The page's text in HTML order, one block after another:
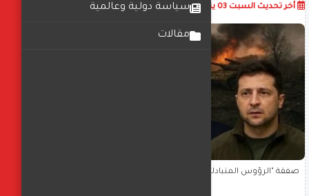
سياسة دولية وعالمية
مقالات
أخر تحديث السبت 03 يناير 2026 04:27:09 م
صفقة "الرؤوس المتبادلة".. هل قايض بوتين امريكا على نظام مادورو